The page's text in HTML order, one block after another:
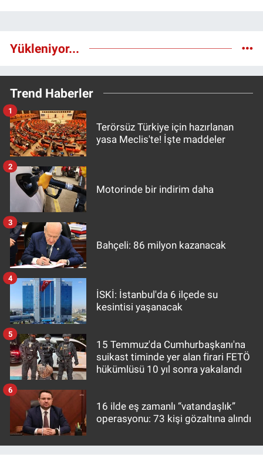
Yükleniyor...
Trend Haberler
Terörsüz Türkiye için hazırlanan
yasa Meclis'te! İşte maddeler
1
Motorinde bir indirim daha
2
Bahçeli: 86 milyon kazanacak
3
İSKİ: İstanbul'da 6 ilçede su
kesintisi yaşanacak
4
15 Temmuz'da Cumhurbaşkanı'na
suikast timinde yer alan firari FETÖ
hükümlüsü 10 yıl sonra yakalandı
5
16 ilde eş zamanlı “vatandaşlık”
operasyonu: 73 kişi gözaltına alındı
6